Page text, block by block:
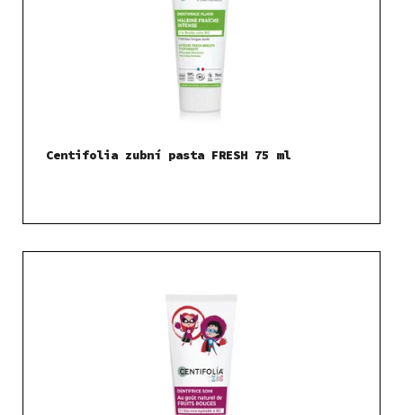
Centifolia zubní pasta FRESH 75 ml